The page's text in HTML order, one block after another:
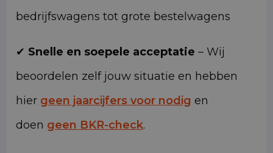
bedrijfswagens tot grote bestelwagens
✔ Snelle en soepele acceptatie – Wij
beoordelen zelf jouw situatie en hebben
hier geen jaarcijfers voor nodig en
doen geen BKR-check.